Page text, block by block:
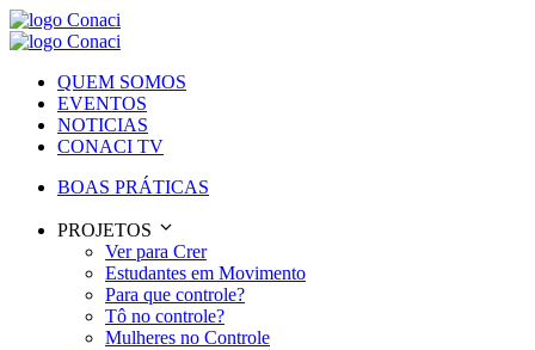
QUEM SOMOS
EVENTOS
NOTICIAS
CONACI TV
BOAS PRÁTICAS
PROJETOS
Ver para Crer
Estudantes em Movimento
Para que controle?
Tô no controle?
Mulheres no Controle